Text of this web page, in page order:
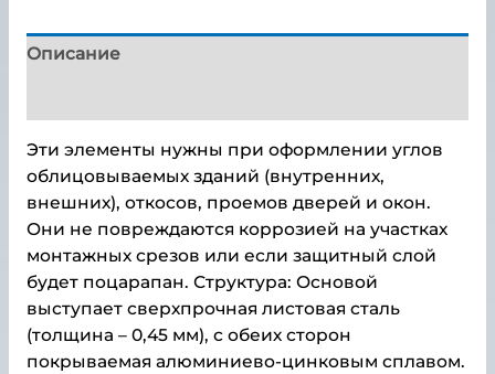
Описание
Эти элементы нужны при оформлении углов
облицовываемых зданий (внутренних,
внешних), откосов, проемов дверей и окон.
Они не повреждаются коррозией на участках
монтажных срезов или если защитный слой
будет поцарапан. Структура: Основой
выступает сверхпрочная листовая сталь
(толщина – 0,45 мм), с обеих сторон
покрываемая алюминиево-цинковым сплавом.